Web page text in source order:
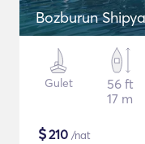
Bozburun
Gulet
56 ft
17 m
$210 /nat